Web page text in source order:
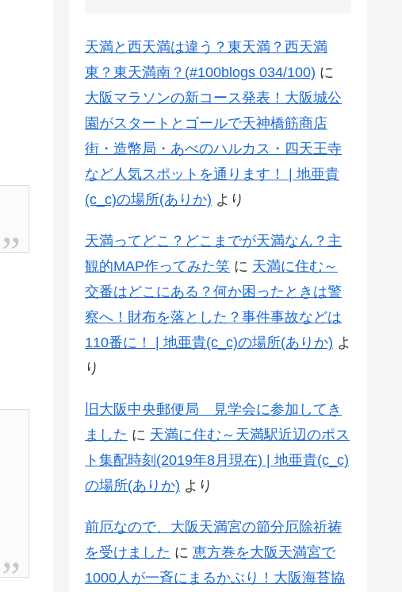
天満と西天満は違う？東天満？西天満
東？東天満南？(#100blogs 034/100) に
大阪マラソンの新コース発表！大阪城公
園がスタートとゴールで天神橋筋商店
街・造幣局・あべのハルカス・四天王寺
など人気スポットを通ります！ | 地亜貴
(c_c)の場所(ありか) より
天満ってどこ？どこまでが天満なん？主
観的MAP作ってみた笑 に 天満に住む～
交番はどこにある？何か困ったときは警
察へ！財布を落とした？事件事故などは
110番に！ | 地亜貴(c_c)の場所(ありか) よ
り
旧大阪中央郵便局 見学会に参加してき
ました に 天満に住む～天満駅近辺のポス
ト集配時刻(2019年8月現在) | 地亜貴(c_c)
の場所(ありか) より
前厄なので、大阪天満宮の節分厄除祈祷
を受けました に 恵方巻を大阪天満宮で
1000人が一斉にまるかぶり！大阪海苔協